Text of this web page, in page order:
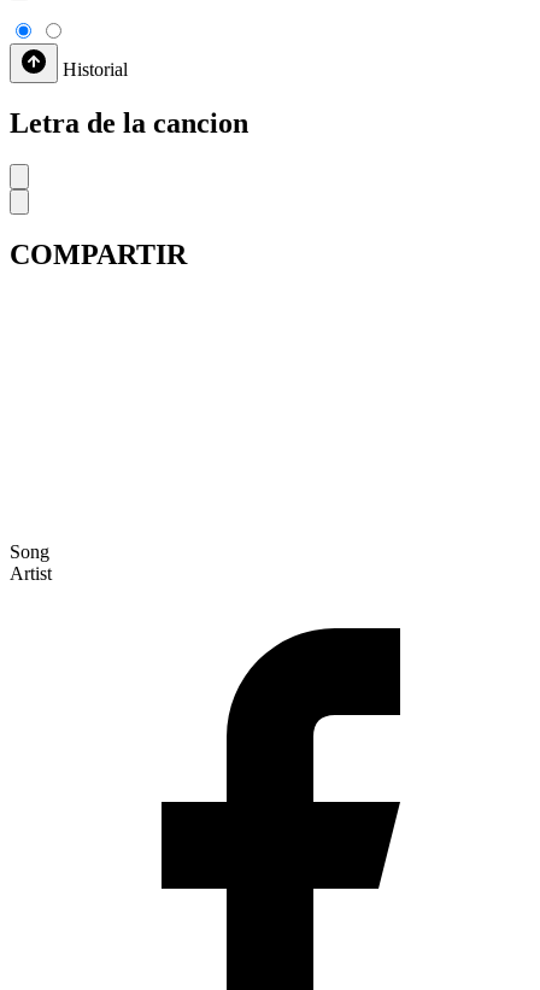
Historial
Letra de la cancion
COMPARTIR
Song
Artist